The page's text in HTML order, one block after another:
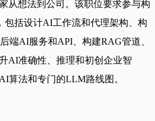
从想法到公司。该职位要求参与构
包括设计AI工作流和代理架构、构
端AI服务和API、构建RAG管道、
AI准确性、推理和初创企业智
算法和专门的LLM路线图。